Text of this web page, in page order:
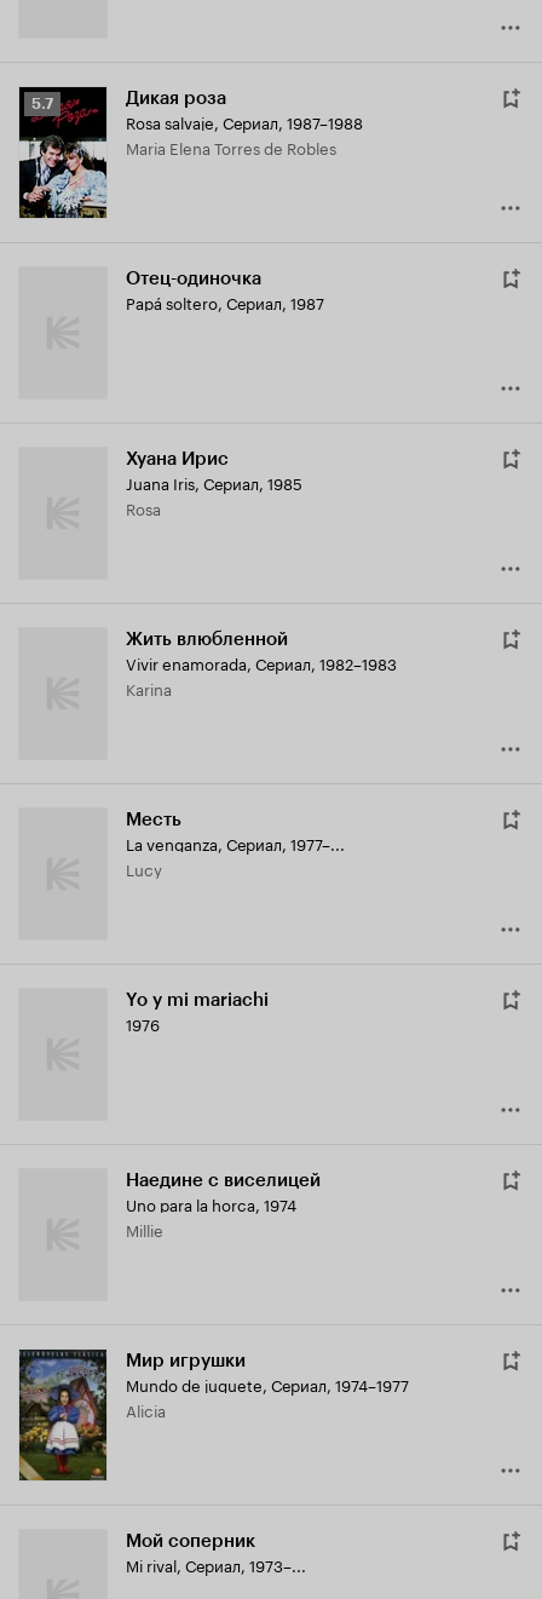
Рейтинг
Кинопоиска
5.7
5.7 Дикая роза
Rosa salvaje, Сериал, 1987–1988
Maria Elena Torres de Robles
Отец-одиночка
Papá soltero, Сериал, 1987
Хуана Ирис
Juana Iris, Сериал, 1985
Rosa
Жить влюбленной
Vivir enamorada, Сериал, 1982–1983
Karina
Месть
La venganza, Сериал, 1977–...
Lucy
Yo y mi mariachi
1976
Наедине с виселицей
Uno para la horca, 1974
Millie
Мир игрушки
Mundo de juguete, Сериал, 1974–1977
Alicia
Мой соперник
Mi rival, Сериал, 1973–...